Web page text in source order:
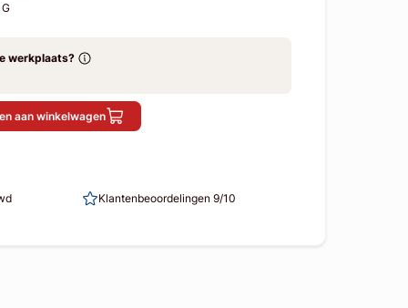
werkplaats?
aan winkelwagen
Klantenbeoordelingen 9/10